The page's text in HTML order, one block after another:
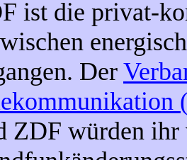
ist die privat-
Der
ZDF würden ihr